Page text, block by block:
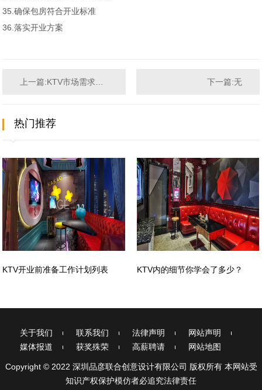
35.确保包房符合开业标准
36.落实开业方案
下一篇:无
热门推荐
KTV开业前准备工作计划列表 KTV内的细节你学会了多少？
关于我们 联系我们 法律声明
网站声明
媒体报道
获奖殊荣 高薪聘请 网站地图
Copyright © 2022 深圳品彦联合创意设计有限公司 版权所有 本网站受
知识产权保护模仿者必追究法律责任